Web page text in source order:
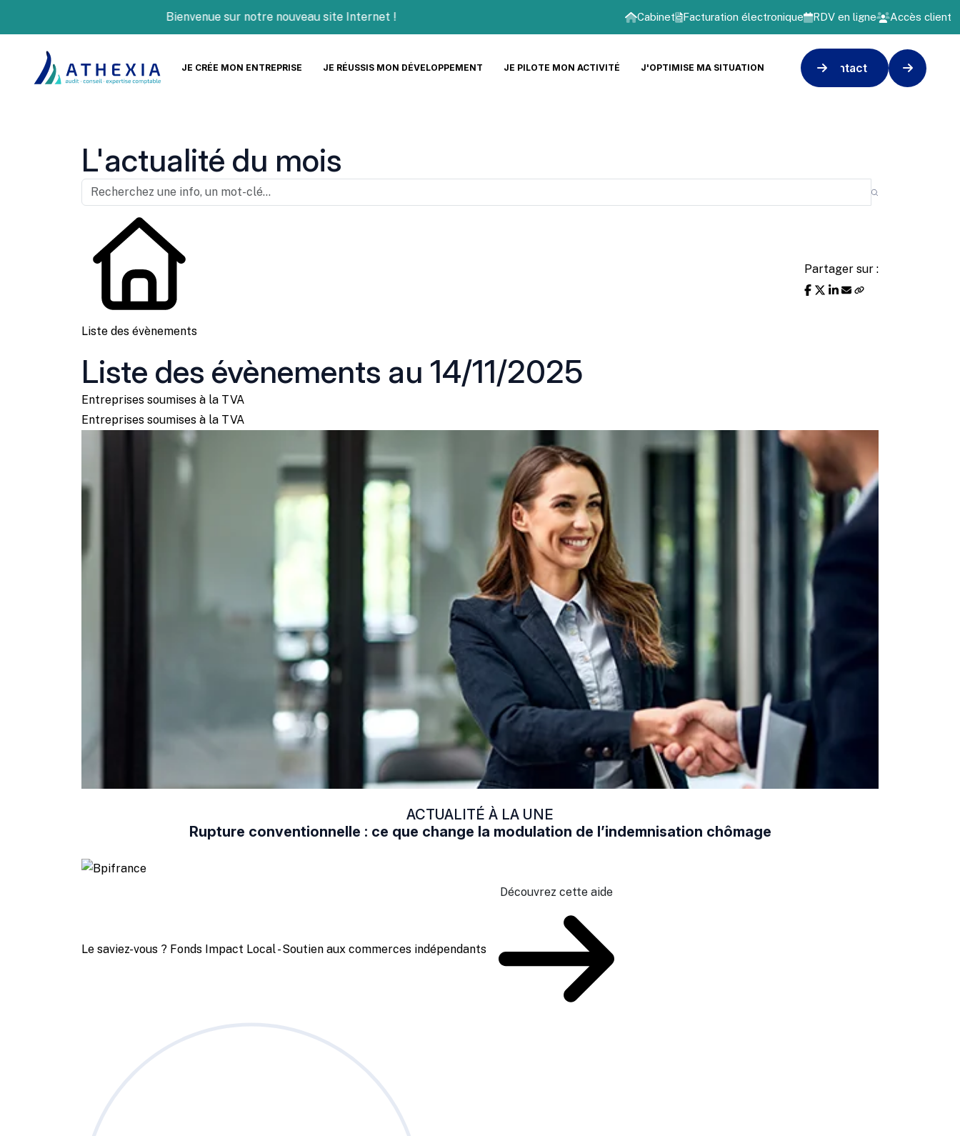
Bienvenue sur notre nouveau site Internet ! Cabinet Facturation électronique RDV en ligne Accès client
JE CRÉE MON ENTREPRISE JE RÉUSSIS MON DÉVELOPPEMENT JE PILOTE MON ACTIVITÉ J'OPTIMISE MA SITUATION Contact
L'actualité du mois
Liste des évènements
Partager sur :
Liste des évènements au 14/11/2025
Entreprises soumises à la TVA
Entreprises soumises à la TVA
ACTUALITÉ À LA UNE
Rupture conventionnelle : ce que change la modulation de l’indemnisation chômage
Le saviez-vous ? Fonds Impact Local - Soutien aux commerces indépendants
Découvrez cette aide